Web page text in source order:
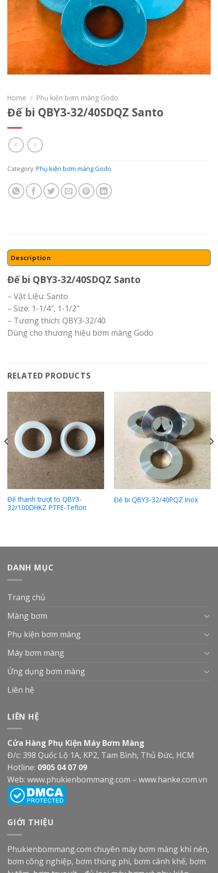
Home / Phụ kiện bơm màng Godo
Đế bi QBY3-32/40SDQZ Santo
Category: Phụ kiện bơm màng Godo
Description
Đế bi QBY3-32/40SDQZ Santo
– Vật Liệu: Santo
– Size: 1-1/4″, 1-1/2″
– Tương thích: QBY3-32/40
Dùng cho thương hiệu bơm màng Godo
RELATED PRODUCTS
Đế thanh trượt to QBY3-
32/100DHKZ PTFE-Teflon
Đế bi QBY3-32/40PQZ Inox
DANH MỤC
Trang chủ
Màng bơm
Phụ kiện bơm màng
Máy bơm màng
Ứng dụng bơm màng
Liên hệ
LIÊN HỆ
Cửa Hàng Phụ Kiện Máy Bơm Màng
Đ/c: 398 Quốc Lộ 1A, KP2, Tam Bình, Thủ Đức, HCM
Hotline: 0905 04 07 09
Web: www.phukienbommang.com – www.hanke.com.vn
GIỚI THIỆU
Phukienbommang.com chuyên máy bơm màng khí nén,
bơm công nghiệp, bơm thùng phi, bơm cánh khế, bơm